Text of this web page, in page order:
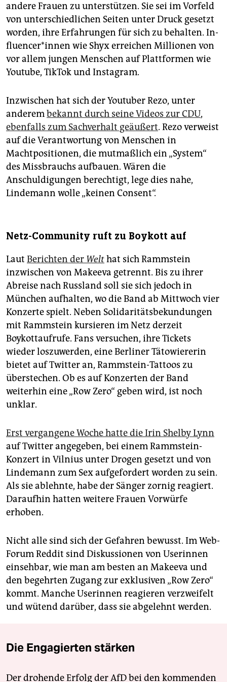
andere Frauen zu unterstützen. Sie sei im Vorfeld
von unterschiedlichen Seiten unter Druck gesetzt
worden, ihre Erfahrungen für sich zu behalten. In­
flu­en­ce­r*in­nen wie Shyx erreichen Millionen von
vor allem jungen Menschen auf Plattformen wie
Youtube, TikTok und Instagram.
Inzwischen hat sich der Youtuber Rezo, unter
anderembekannt durch seine Videos zur CDU,
ebenfalls zum Sachverhalt geäußert. Rezo verweist
auf die Verantwortung von Menschen in
Machtpositionen, die mutmaßlich ein „System“
des Missbrauchs aufbauen. Wären die
Anschuldigungen berechtigt, lege dies nahe,
Lindemann wolle „keinen Consent“.
Netz-Community ruft zu Boykott auf
Laut Berichten der Welthat sich Rammstein
inzwischen von Makeeva getrennt. Bis zu ihrer
Abreise nach Russland soll sie sich jedoch in
München aufhalten, wo die Band ab Mittwoch vier
Konzerte spielt. Neben Solidaritätsbekundungen
mit Rammstein kursieren im Netz derzeit
Boykottaufrufe. Fans versuchen, ihre Tickets
wieder loszuwerden, eine Berliner Tätowiererin
bietet auf Twitter an, Rammstein-Tattoos zu
überstechen. Ob es auf Konzerten der Band
weiterhin eine „Row Zero“ geben wird, ist noch
unklar.
Erst vergangene Woche hatte die Irin Shelby Lynn
auf Twitter angegeben, bei einem Rammstein-
Konzert in Vilnius unter Drogen gesetzt und von
Lindemann zum Sex aufgefordert worden zu sein.
Als sie ablehnte, habe der Sänger zornig reagiert.
Daraufhin hatten weitere Frauen Vorwürfe
erhoben.
Nicht alle sind sich der Gefahren bewusst. Im Web-
Forum Reddit sind Diskussionen von Userinnen
einsehbar, wie man am besten an Makeeva und
den begehrten Zugang zur exklusiven „Row Zero“
kommt. Manche Userinnen reagieren verzweifelt
und wütend darüber, dass sie abgelehnt werden.
Die Engagierten stärken
Der drohende Erfolg der AfD bei den kommenden